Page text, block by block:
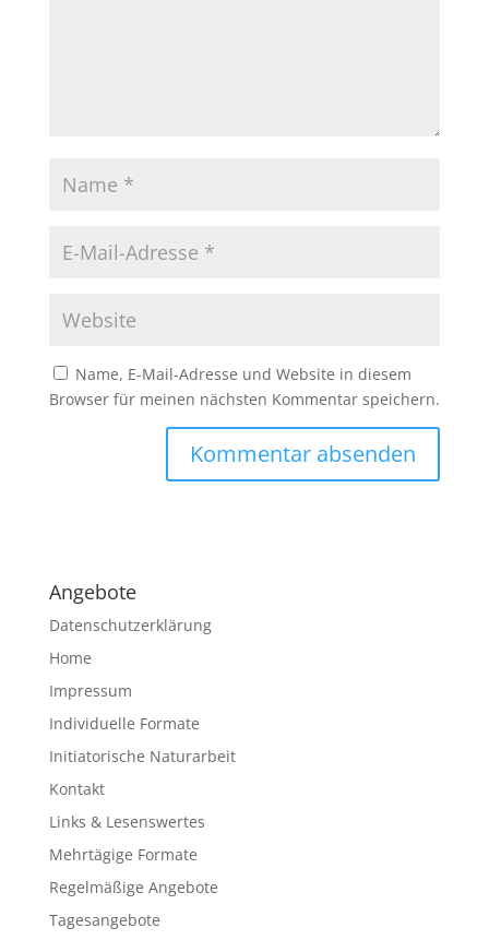
Name, E-Mail-Adresse und Website in diesem
Browser für meinen nächsten Kommentar speichern.
r
n
t
i
v
Angebote
Datenschutzerklärung
Home
Impressum
Individuelle Formate
Initiatorische Naturarbeit
Kontakt
Links & Lesenswertes
Mehrtägige Formate
Regelmäßige Angebote
Tagesangebote